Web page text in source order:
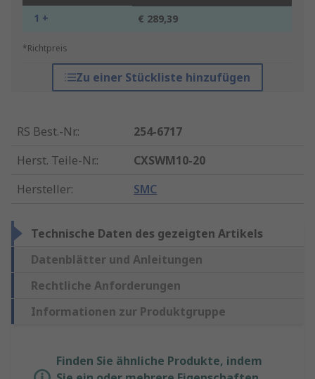
1 + € 289,39
*Richtpreis
Zu einer Stückliste hinzufügen
RS Best.-Nr.:
254-6717
Herst. Teile-Nr.:
CXSWM10-20
Hersteller: SMC
Technische Daten des gezeigten Artikels
Datenblätter und Anleitungen
Rechtliche Anforderungen
Informationen zur Produktgruppe
Finden Sie ähnliche Produkte, indem